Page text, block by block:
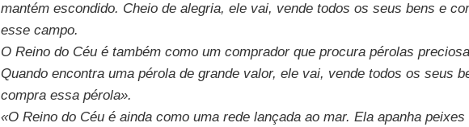
mantém escondido. Cheio de alegria, ele vai, vende todos os seus bens e
esse campo.
O Reino do Céu é também como um comprador que procura pérolas
Quando encontra uma pérola de grande valor, ele vai, vende todos os seus
compra essa pérola».
«O Reino do Céu é ainda como uma rede lançada ao mar. Ela apanha peixes